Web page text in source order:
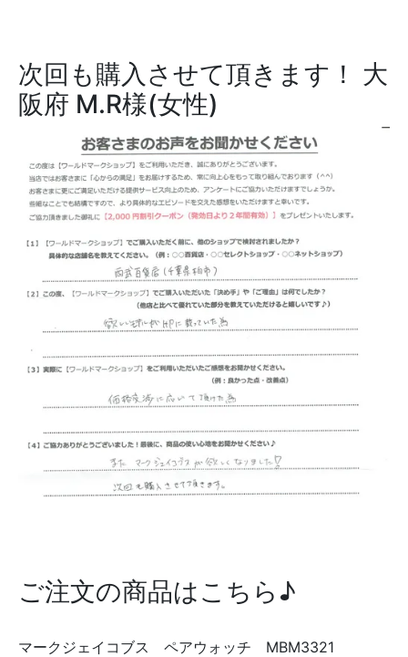
次回も購入させて頂きます！ 大
阪府 M.R様(女性)
ご注文の商品はこちら♪
マークジェイコブス ペアウォッチ MBM3321